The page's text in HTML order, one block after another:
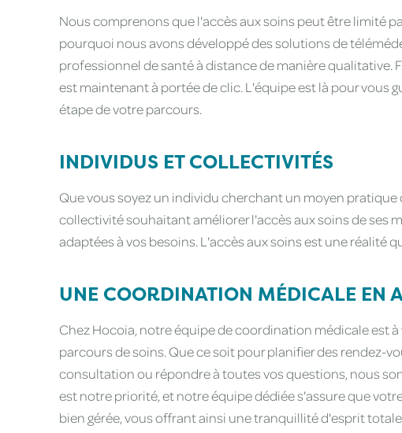
Nous comprenons que l'accès aux soins peut être limité
pourquoi nous avons développé des solutions de
professionnel de santé à distance de manière qualitative.
est maintenant à portée de clic. L'équipe est là pour vous
étape de votre parcours.
INDIVIDUS ET COLLECTIVITÉS
Que vous soyez un individu cherchant un moyen
collectivité souhaitant améliorer l'accès aux soins de ses
adaptées à vos besoins. L'accès aux soins est une réalité
UNE COORDINATION MÉDICALE EN
Chez Hocoia, notre équipe de coordination médicale est
parcours de soins. Que ce soit pour planifier des rendez-
consultation ou répondre à toutes vos questions, nous
est notre priorité, et notre équipe dédiée s'assure que
bien gérée, vous offrant ainsi une tranquillité d'esprit